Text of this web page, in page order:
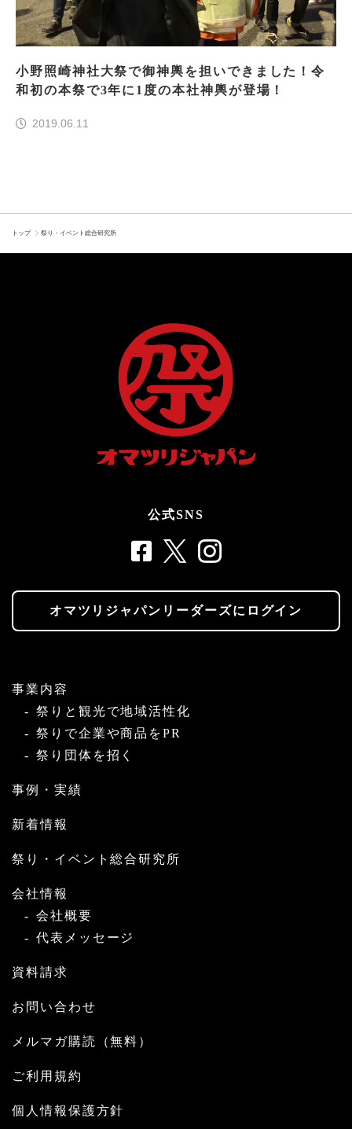
小野照崎神社大祭で御神輿を担いできました！令
和初の本祭で3年に1度の本社神輿が登場！
2019.06.11
トップ 祭り・イベント総合研究所
公式SNS
オマツリジャパンリーダーズにログイン
事業内容
祭りと観光で地域活性化
祭りで企業や商品をPR
祭り団体を招く
事例・実績
新着情報
祭り・イベント総合研究所
会社情報
会社概要
代表メッセージ
資料請求
お問い合わせ
メルマガ購読（無料）
ご利用規約
個人情報保護方針